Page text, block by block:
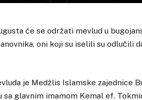
će se održati mevlud u
oni koji su iselili su odlučili
je Medžlis Islamske zajednice
sa glavnim imamom Kemal ef.